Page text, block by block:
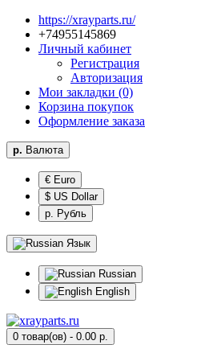
https://xrayparts.ru/
96854155947+
Личный кабинет
Регистрация
Авторизация
Мои закладки (0)
Корзина покупок
Оформление заказа
р. Валюта
€ Euro
$ US Dollar
р. Рубль
Язык
Russian
English
0 товар(ов) - 0.00 р.